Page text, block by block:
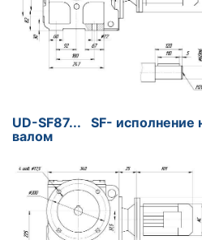
UD-SF87... SF-
валом